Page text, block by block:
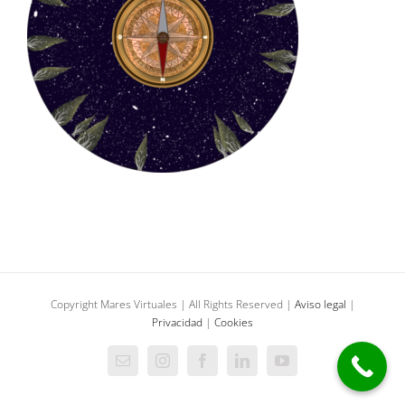
Copyright Mares Virtuales | All Rights Reserved | Aviso legal |
Privacidad | Cookies
CorreoInstagramFacebookLinkedInYouTube